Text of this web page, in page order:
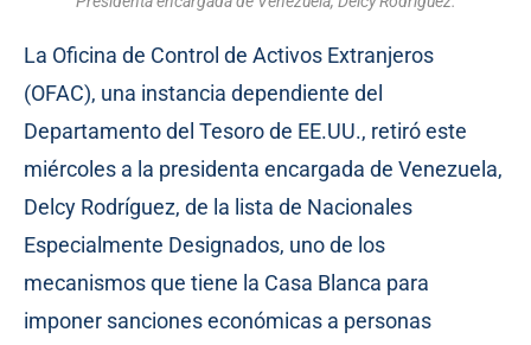
La Oficina de Control de Activos Extranjeros
(OFAC), una instancia dependiente del
Departamento del Tesoro de EE.UU., retiró este
miércoles a la presidenta encargada de Venezuela,
Delcy Rodríguez, de la lista de Nacionales
Especialmente Designados, uno de los
mecanismos que tiene la Casa Blanca para
imponer sanciones económicas a personas